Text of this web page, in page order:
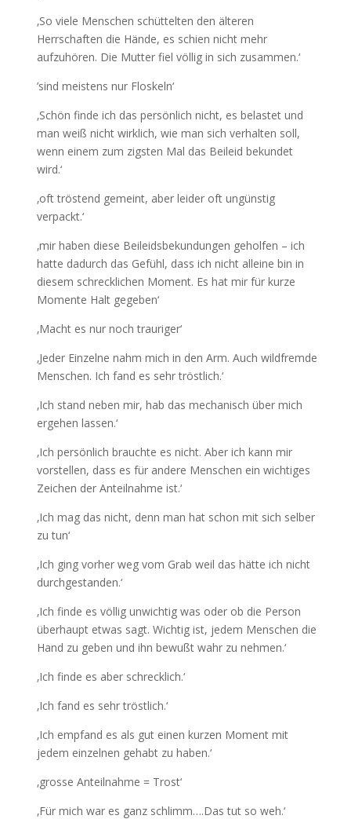
‚So viele Menschen schüttelten den älteren
Herrschaften die Hände, es schien nicht mehr
aufzuhören. Die Mutter fiel völlig in sich zusammen.‘
’sind meistens nur Floskeln‘
‚Schön finde ich das persönlich nicht, es belastet und
man weiß nicht wirklich, wie man sich verhalten soll,
wenn einem zum zigsten Mal das Beileid bekundet
wird.‘
‚oft tröstend gemeint, aber leider oft ungünstig
verpackt.‘
‚mir haben diese Beileidsbekundungen geholfen – ich
hatte dadurch das Gefühl, dass ich nicht alleine bin in
diesem schrecklichen Moment. Es hat mir für kurze
Momente Halt gegeben‘
‚Macht es nur noch trauriger‘
‚Jeder Einzelne nahm mich in den Arm. Auch wildfremde
Menschen. Ich fand es sehr tröstlich.‘
‚Ich stand neben mir, hab das mechanisch über mich
ergehen lassen.‘
‚Ich persönlich brauchte es nicht. Aber ich kann mir
vorstellen, dass es für andere Menschen ein wichtiges
Zeichen der Anteilnahme ist.‘
‚Ich mag das nicht, denn man hat schon mit sich selber
zu tun‘
‚Ich ging vorher weg vom Grab weil das hätte ich nicht
durchgestanden.‘
‚Ich finde es völlig unwichtig was oder ob die Person
überhaupt etwas sagt. Wichtig ist, jedem Menschen die
Hand zu geben und ihn bewußt wahr zu nehmen.‘
‚Ich finde es aber schrecklich.‘
‚Ich fand es sehr tröstlich.‘
‚Ich empfand es als gut einen kurzen Moment mit
jedem einzelnen gehabt zu haben.‘
‚grosse Anteilnahme = Trost‘
‚Für mich war es ganz schlimm….Das tut so weh.‘